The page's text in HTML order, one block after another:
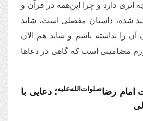
اثرى دارد و چرا این‌همه در قرآن و
شده، داستان مفصلى است، شاید
آن را نداشته باشم و شاید هم الآن
مضامینى است که گاهى در دعاها
امام رضاصلوات‌‌الله‌‌علیه؛ دعایی با